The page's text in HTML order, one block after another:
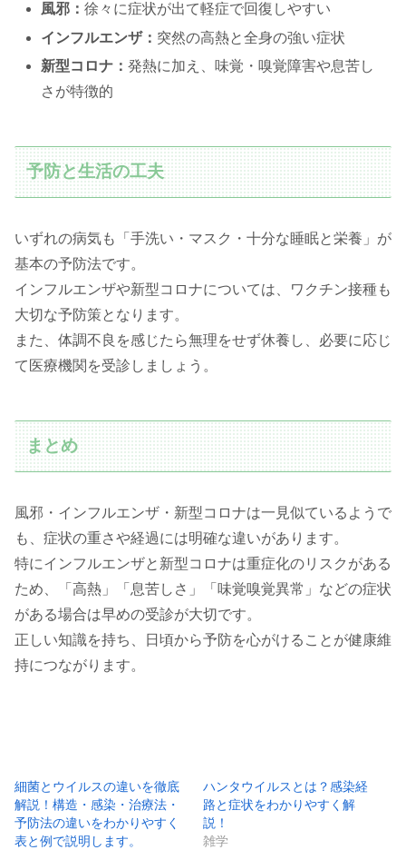
風邪：徐々に症状が出て軽症で回復しやすい
インフルエンザ： 突然の高熱と全身の強い症状
新型コロナ：発熱に加え、味覚・嗅覚障害や息苦し
さが特徴的
予防と生活の工夫
いずれの病気も「手洗い・マスク・十分な睡眠と栄養」が
基本の予防法です。
インフルエンザや新型コロナについては、ワクチン接種も
大切な予防策となります。
また、体調不良を感じたら無理をせず休養し、必要に応じ
て医療機関を受診しましょう。
まとめ
風邪・インフルエンザ・新型コロナは一見似ているようで
も、症状の重さや経過には明確な違いがあります。
特にインフルエンザと新型コロナは重症化のリスクがある
ため、「高熱」「息苦しさ」「味覚嗅覚異常」などの症状
がある場合は早めの受診が大切です。
正しい知識を持ち、日頃から予防を心がけることが健康維
持につながります。
細菌とウイルスの違いを徹底
解説！構造・感染・治療法・
予防法の違いをわかりやすく
表と例で説明します。
ハンタウイルスとは？感染経
路と症状をわかりやすく解
説！
雑学